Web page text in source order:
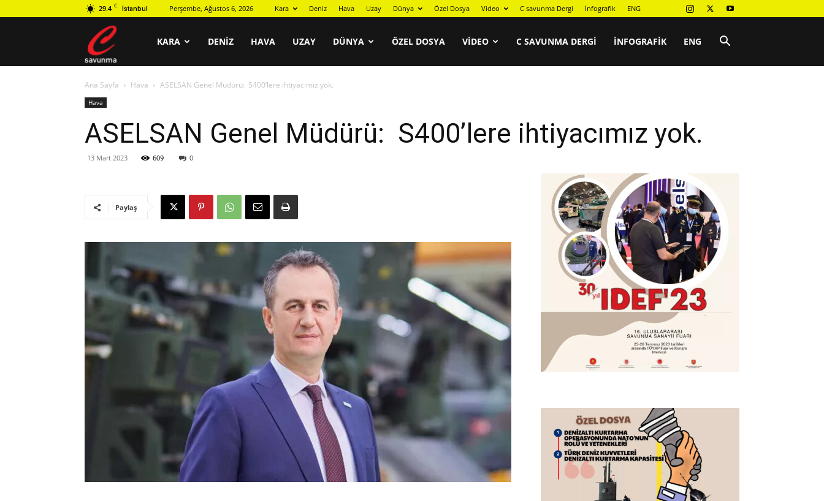
29.4 C İstanbul Perşembe, Ağustos 6, 2026 Kara Deniz Hava Uzay Dünya Özel Dosya Video C savunma Dergi İnfografik ENG
savunma
KARA DENIZ HAVA UZAY DÜNYA ÖZEL DOSYA VIDEO C SAVUNMA DERGI İNFOGRAFIK ENG
Ana Sayfa Hava ASELSAN Genel Müdürü: S400’lere ihtiyacımız yok.
Hava
ASELSAN Genel Müdürü: S400’lere ihtiyacımız yok.
13 Mart 2023 609 0
Paylaş